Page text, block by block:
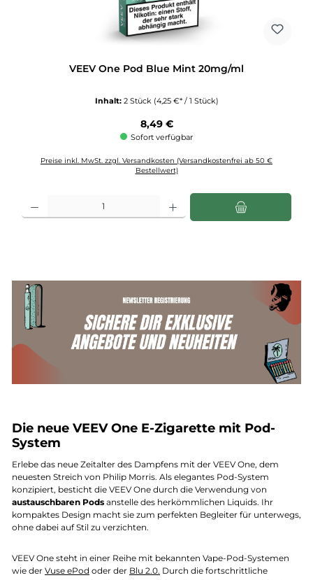
VEEV One Pod Blue Mint 20mg/ml
Inhalt: 2 Stück (4,25 €* / 1 Stück)
Regulärer Preis:
8,49 €
Sofort verfügbar
Preise inkl. MwSt. zzgl. Versandkosten (Versandkostenfrei ab 50 €
Bestellwert)
Produkt Anzahl: Gib den gewünschten Wert ein oder benutze die Schaltflächen
Die neue VEEV One E-Zigarette mit Pod-
System
Erlebe das neue Zeitalter des Dampfens mit der VEEV One, dem
neuesten Streich von Philip Morris. Als elegantes Pod-System
konzipiert, besticht die VEEV One durch die Verwendung von
austauschbaren Pods anstelle des herkömmlichen Liquids. Ihr
kompaktes Design macht sie zum perfekten Begleiter für unterwegs,
ohne dabei auf Stil zu verzichten.
VEEV One steht in einer Reihe mit bekannten Vape-Pod-Systemen
wie der Vuse ePod oder der Blu 2.0. Durch die fortschrittliche